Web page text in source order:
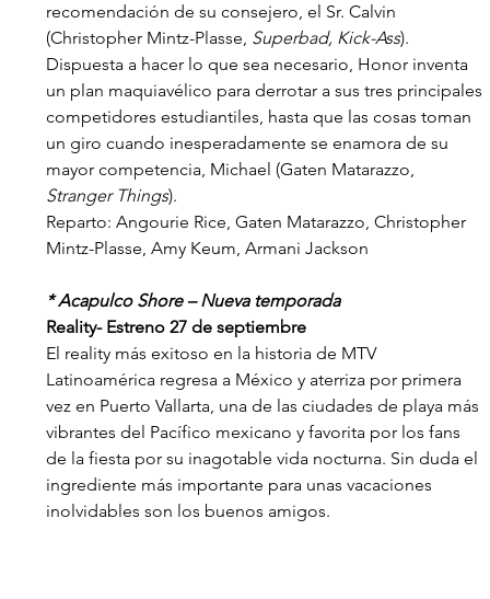
recomendación de su consejero, el Sr. Calvin
(Christopher Mintz-Plasse, Superbad, Kick-Ass).
Dispuesta a hacer lo que sea necesario, Honor inventa
un plan maquiavélico para derrotar a sus tres principales
competidores estudiantiles, hasta que las cosas toman
un giro cuando inesperadamente se enamora de su
mayor competencia, Michael (Gaten Matarazzo,
Stranger Things).
Reparto: Angourie Rice, Gaten Matarazzo, Christopher
Mintz-Plasse, Amy Keum, Armani Jackson
* Acapulco Shore – Nueva temporada
Reality- Estreno 27 de septiembre
El reality más exitoso en la historia de MTV
Latinoamérica regresa a México y aterriza por primera
vez en Puerto Vallarta, una de las ciudades de playa más
vibrantes del Pacífico mexicano y favorita por los fans
de la fiesta por su inagotable vida nocturna. Sin duda el
ingrediente más importante para unas vacaciones
inolvidables son los buenos amigos.